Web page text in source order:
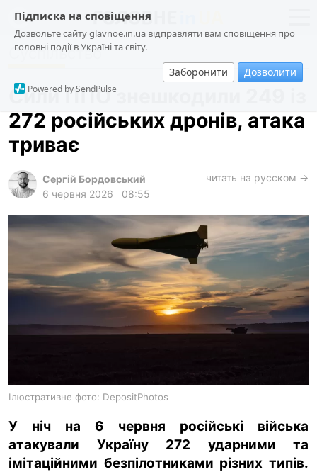
Підписка на сповіщення
Дозвольте сайту glavnoe.in.ua відправляти вам сповіщення про
головні події в Україні та світу.
Заборонити Дозволити
Powered by SendPulse
новини
про проєкт
суспільство
події
лонгріди
харків
архів
gambling
Суспільство
Сили ППО знешкодили 249 із
272 російських дронів, атака
триває
Сергій Бордовський
6 червня 2026
08:55
читать на русском →
Ілюстративне фото: DepositPhotos
У ніч на 6 червня російські війська
атакували Україну 272 ударними та
імітаційними безпілотниками різних типів.